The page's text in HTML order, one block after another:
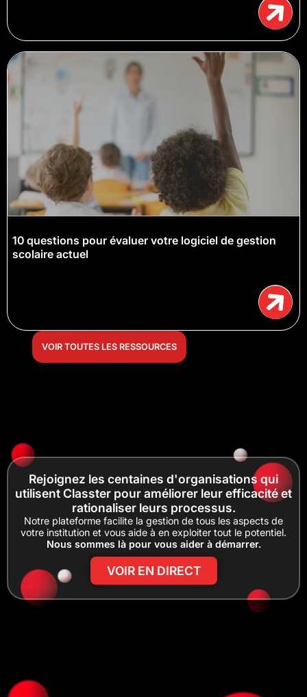
10 questions pour évaluer votre logiciel de gestion
scolaire actuel
VOIR TOUTES LES RESSOURCES
Rejoignez les centaines d'organisations qui
utilisent Classter pour améliorer leur efficacité et
rationaliser leurs processus.
Notre plateforme facilite la gestion de tous les aspects de
votre institution et vous aide à en exploiter tout le potentiel.
Nous sommes là pour vous aider à démarrer.
VOIR EN DIRECT